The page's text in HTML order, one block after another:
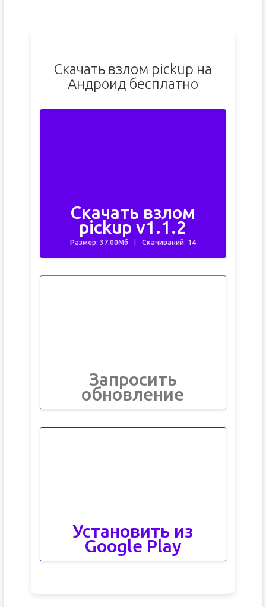
Скачать взлом pickup на
Андроид бесплатно
Скачать взлом
pickup v1.1.2
Размер: 37.00Мб Скачиваний: 14
Запросить
обновление
Установить из
Google Play